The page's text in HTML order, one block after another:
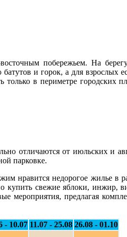
побережьем. На
и горок, а для взрослых
в периметре городских
отличаются от июльских и
парковке.
нравится недорогое жилье в
купить свежие яблоки, инжир,
мероприятия, предлагая
- 10.07 11.07 - 25.08 26.08 - 01.10